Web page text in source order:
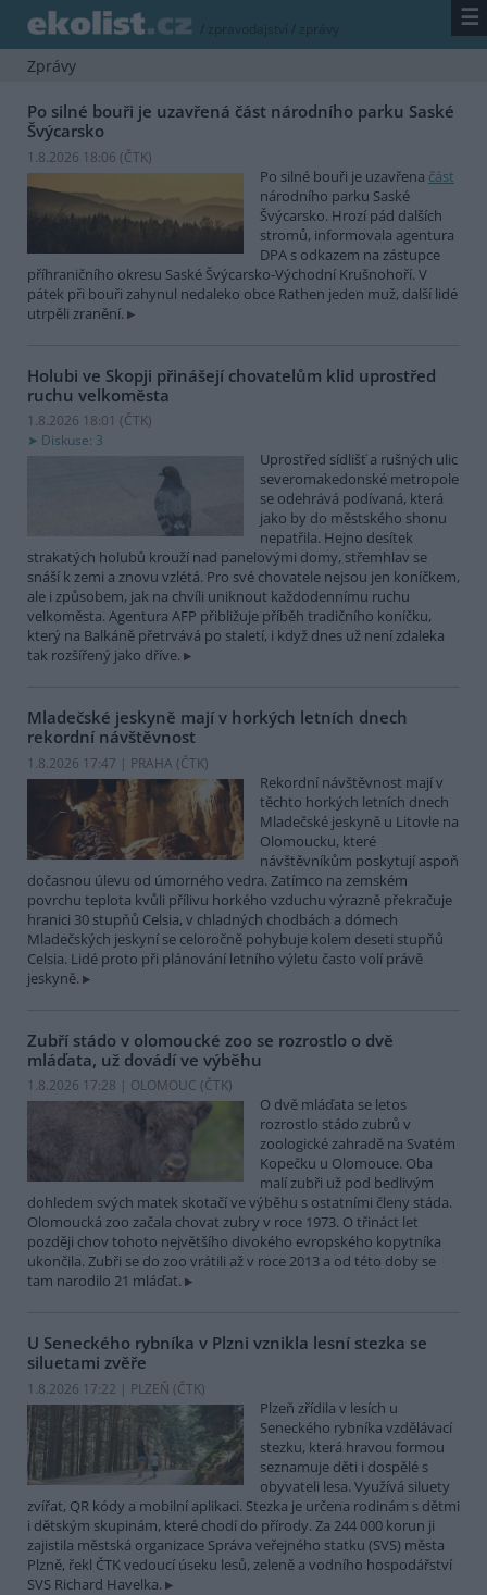
/ zpravodajství / zprávy ☰
Zprávy
Po silné bouři je uzavřená část národního parku Saské
Švýcarsko
1.8.2026 18:06 (ČTK)
Po silné bouři je uzavřena část
národního parku Saské
Švýcarsko. Hrozí pád dalších
stromů, informovala agentura
DPA s odkazem na zástupce
příhraničního okresu Saské Švýcarsko-Východní Krušnohoří. V
pátek při bouři zahynul nedaleko obce Rathen jeden muž, další lidé
utrpěli zranění.
Holubi ve Skopji přinášejí chovatelům klid uprostřed
ruchu velkoměsta
1.8.2026 18:01 (ČTK)
Diskuse: 3
Uprostřed sídlišť a rušných ulic
severomakedonské metropole
se odehrává podívaná, která
jako by do městského shonu
nepatřila. Hejno desítek
strakatých holubů krouží nad panelovými domy, střemhlav se
snáší k zemi a znovu vzlétá. Pro své chovatele nejsou jen koníčkem,
ale i způsobem, jak na chvíli uniknout každodennímu ruchu
velkoměsta. Agentura AFP přibližuje příběh tradičního koníčku,
který na Balkáně přetrvává po staletí, i když dnes už není zdaleka
tak rozšířený jako dříve.
Mladečské jeskyně mají v horkých letních dnech
rekordní návštěvnost
1.8.2026 17:47 | PRAHA (ČTK)
Rekordní návštěvnost mají v
těchto horkých letních dnech
Mladečské jeskyně u Litovle na
Olomoucku, které
návštěvníkům poskytují aspoň
dočasnou úlevu od úmorného vedra. Zatímco na zemském
povrchu teplota kvůli přílivu horkého vzduchu výrazně překračuje
hranici 30 stupňů Celsia, v chladných chodbách a dómech
Mladečských jeskyní se celoročně pohybuje kolem deseti stupňů
Celsia. Lidé proto při plánování letního výletu často volí právě
jeskyně.
Zubří stádo v olomoucké zoo se rozrostlo o dvě
mláďata, už dovádí ve výběhu
1.8.2026 17:28 | OLOMOUC (ČTK)
O dvě mláďata se letos
rozrostlo stádo zubrů v
zoologické zahradě na Svatém
Kopečku u Olomouce. Oba
malí zubři už pod bedlivým
dohledem svých matek skotačí ve výběhu s ostatními členy stáda.
Olomoucká zoo začala chovat zubry v roce 1973. O třináct let
později chov tohoto největšího divokého evropského kopytníka
ukončila. Zubři se do zoo vrátili až v roce 2013 a od této doby se
tam narodilo 21 mláďat.
U Seneckého rybníka v Plzni vznikla lesní stezka se
siluetami zvěře
1.8.2026 17:22 | PLZEŇ (ČTK)
Plzeň zřídila v lesích u
Seneckého rybníka vzdělávací
stezku, která hravou formou
seznamuje děti i dospělé s
obyvateli lesa. Využívá siluety
zvířat, QR kódy a mobilní aplikaci. Stezka je určena rodinám s dětmi
i dětským skupinám, které chodí do přírody. Za 244 000 korun ji
zajistila městská organizace Správa veřejného statku (SVS) města
Plzně, řekl ČTK vedoucí úseku lesů, zeleně a vodního hospodářství
SVS Richard Havelka.